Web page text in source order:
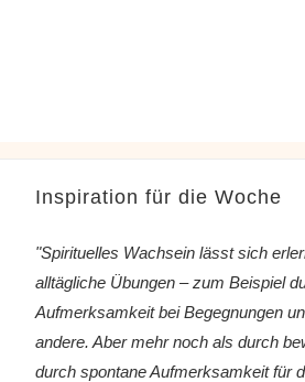
Inspiration für die Woche
"Spirituelles Wachsein lässt sich
alltägliche Übungen – zum Beispiel
Aufmerksamkeit bei Begegnungen
andere. Aber mehr noch als durch
durch spontane Aufmerksamkeit für